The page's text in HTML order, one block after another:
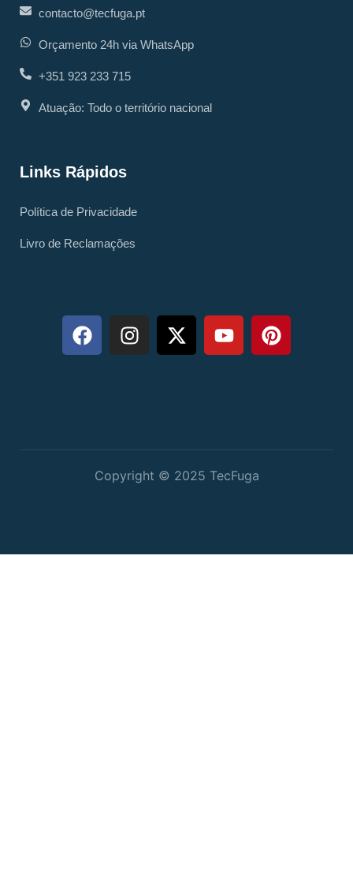
contacto@tecfuga.pt
Orçamento 24h via WhatsApp
+351 923 233 715
Atuação: Todo o território nacional
Links Rápidos
Política de Privacidade
Livro de Reclamações
Copyright © 2025 TecFuga